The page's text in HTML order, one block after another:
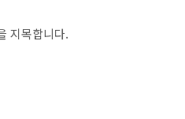
지목합니다.